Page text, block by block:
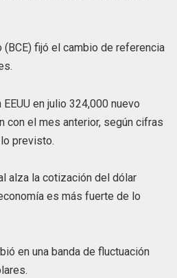
(BCE) fijó el cambio de referencia
en julio 324,000 nuevo
con el mes anterior, según cifras
previsto.
alza la cotización del dólar
es más fuerte de lo
en una banda de fluctuación